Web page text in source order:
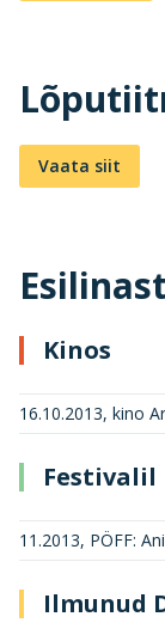
Vaata siit
Kinos
16.10.2013, kino
Festivalil
11.2013, PÖFF:
Ilmunud